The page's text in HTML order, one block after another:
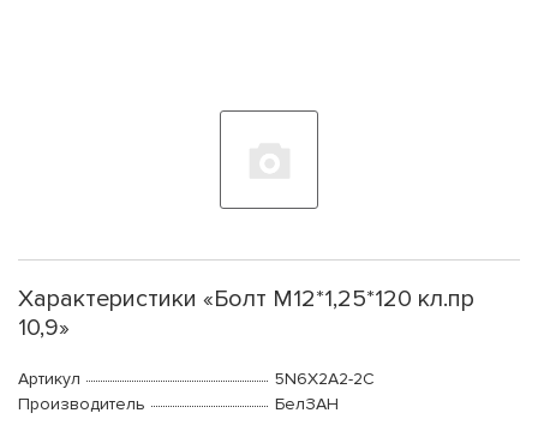
Характеристики «Болт М12*1,25*120 кл.пр
10,9»
Артикул
5N6X2A2-2C
Производитель
БелЗАН